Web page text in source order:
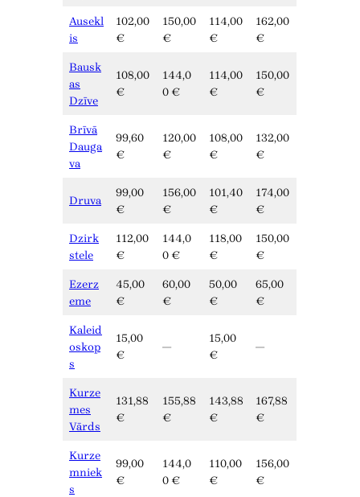
Ausekl
is
102,00
€
150,00
€
114,00
€
162,00
€
Bausk
as
Dzīve
108,00
€
144,0
0 €
114,00
€
150,00
€
Brīvā
Dauga
va
99,60
€
120,00
€
108,00
€
132,00
€
Druva
99,00
€
156,00
€
101,40
€
174,00
€
Dzirk
stele
112,00
€
144,0
0 €
118,00
€
150,00
€
Ezerz
eme
45,00
€
60,00
€
50,00
€
65,00
€
Kaleid
oskop
s
15,00
€
—
15,00
€
—
Kurze
mes
Vārds
131,88
€
155,88
€
143,88
€
167,88
€
Kurze
mniek
s
99,00
€
144,0
0 €
110,00
€
156,00
€